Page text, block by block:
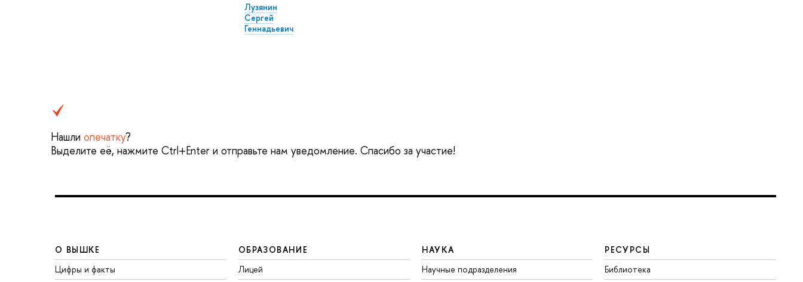
Лузянин
Сергей
Геннадьевич
Нашли опечатку?
Выделите её, нажмите Ctrl+Enter и отправьте нам уведомление. Спасибо за участие!
О ВЫШКЕ
Цифры и факты
ОБРАЗОВАНИЕ
Лицей
НАУКА
Научные подразделения
РЕСУРСЫ
Библиотека